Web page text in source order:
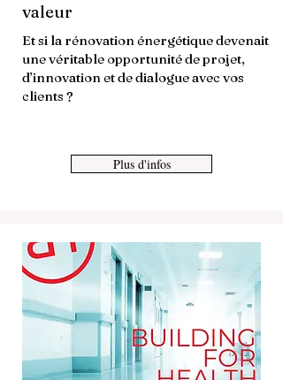
valeur
Et si la rénovation énergétique devenait
une véritable opportunité de projet,
d’innovation et de dialogue avec vos
clients ?
Plus d'infos